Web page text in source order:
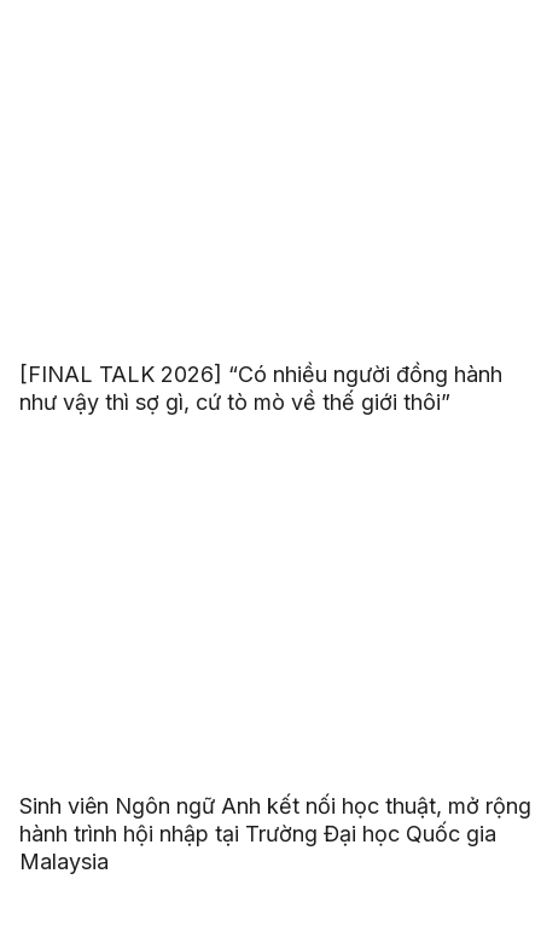
[FINAL TALK 2026] “Có nhiều người đồng hành
như vậy thì sợ gì, cứ tò mò về thế giới thôi”
Sinh viên Ngôn ngữ Anh kết nối học thuật, mở rộng
hành trình hội nhập tại Trường Đại học Quốc gia
Malaysia